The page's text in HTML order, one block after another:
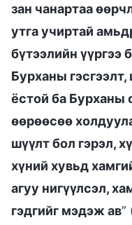
зан чанартаа
утга учиртай
бүтээлийн үүргээ
Бурханы гэсгээлт,
ёстой ба Бурханы
өөрөөсөө
шүүлт бол гэрэл,
хүний хувьд
агуу нигүүлсэл,
гэдгийг мэдэж ав”